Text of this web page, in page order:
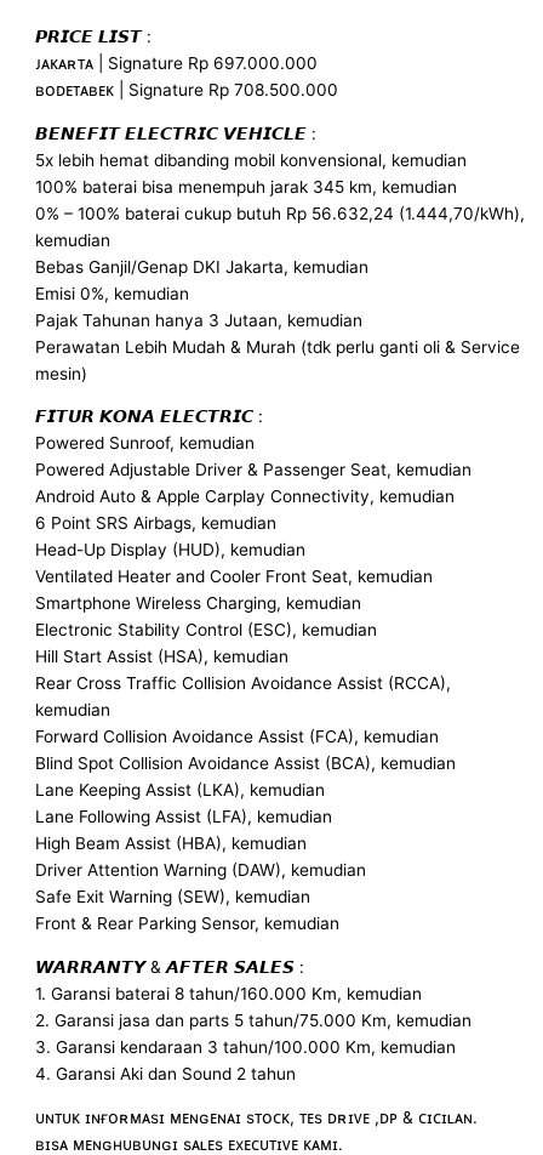
𝙋𝙍𝙄𝘾𝙀 𝙇𝙄𝙎𝙏 :
ᴊᴀᴋᴀʀᴛᴀ | Signature Rp 697.000.000
ʙᴏᴅᴇᴛᴀʙᴇᴋ | Signature Rp 708.500.000
𝘽𝙀𝙉𝙀𝙁𝙄𝙏 𝙀𝙇𝙀𝘾𝙏𝙍𝙄𝘾 𝙑𝙀𝙃𝙄𝘾𝙇𝙀 :
5x lebih hemat dibanding mobil konvensional, kemudian
100% baterai bisa menempuh jarak 345 km, kemudian
0% – 100% baterai cukup butuh Rp 56.632,24 (1.444,70/kWh),
kemudian
Bebas Ganjil/Genap DKI Jakarta, kemudian
Emisi 0%, kemudian
Pajak Tahunan hanya 3 Jutaan, kemudian
Perawatan Lebih Mudah & Murah (tdk perlu ganti oli & Service
mesin)
𝙁𝙄𝙏𝙐𝙍 𝙆𝙊𝙉𝘼 𝙀𝙇𝙀𝘾𝙏𝙍𝙄𝘾 :
Powered Sunroof, kemudian
Powered Adjustable Driver & Passenger Seat, kemudian
Android Auto & Apple Carplay Connectivity, kemudian
6 Point SRS Airbags, kemudian
Head-Up Display (HUD), kemudian
Ventilated Heater and Cooler Front Seat, kemudian
Smartphone Wireless Charging, kemudian
Electronic Stability Control (ESC), kemudian
Hill Start Assist (HSA), kemudian
Rear Cross Traffic Collision Avoidance Assist (RCCA),
kemudian
Forward Collision Avoidance Assist (FCA), kemudian
Blind Spot Collision Avoidance Assist (BCA), kemudian
Lane Keeping Assist (LKA), kemudian
Lane Following Assist (LFA), kemudian
High Beam Assist (HBA), kemudian
Driver Attention Warning (DAW), kemudian
Safe Exit Warning (SEW), kemudian
Front & Rear Parking Sensor, kemudian
𝙒𝘼𝙍𝙍𝘼𝙉𝙏𝙔 & 𝘼𝙁𝙏𝙀𝙍 𝙎𝘼𝙇𝙀𝙎 :
1. Garansi baterai 8 tahun/160.000 Km, kemudian
2. Garansi jasa dan parts 5 tahun/75.000 Km, kemudian
3. Garansi kendaraan 3 tahun/100.000 Km, kemudian
4. Garansi Aki dan Sound 2 tahun
ᴜɴᴛᴜᴋ ɪɴғᴏʀᴍᴀsɪ ᴍᴇɴɢᴇɴᴀɪ sᴛᴏᴄᴋ, ᴛᴇs ᴅʀɪᴠᴇ ,ᴅᴘ & ᴄɪᴄɪʟᴀɴ.
ʙɪsᴀ ᴍᴇɴɢʜᴜʙᴜɴɢɪ sᴀʟᴇs ᴇxᴇᴄᴜᴛɪᴠᴇ ᴋᴀᴍɪ.